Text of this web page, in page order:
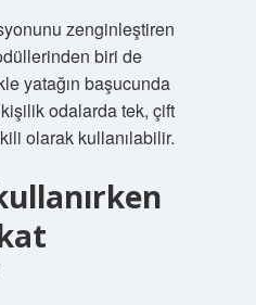
zenginleştiren
biri de
yatağın başucunda
kişilik odalarda tek, çift
olarak kullanılabilir.